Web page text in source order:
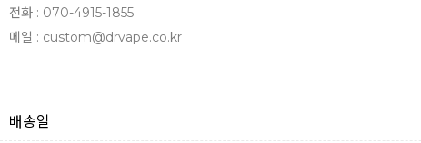
전화 : 070-4915-1855
메일 : custom@drvape.co.kr
배송일